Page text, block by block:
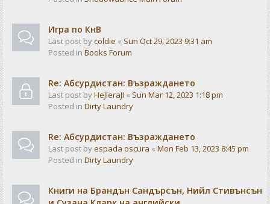
Игра по КнВ
Last post bycoldie « Sun Oct 29, 2023 9:31 am
Posted in Books Forum
Re: Абсурдистан: Възраждането
Last post byHeJIeraJI « Sun Mar 12, 2023 1:18 pm
Posted in Dirty Laundry
Re: Абсурдистан: Възраждането
Last post byespada oscura « Mon Feb 13, 2023 8:45 pm
Posted in Dirty Laundry
Книги на Брандън Сандърсън, Нийл Стивънсън